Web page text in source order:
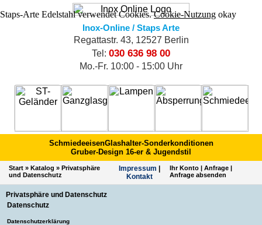
Staps-Arte Edelstahl verwendet Cookies.Cookie-Nutzung okay
Inox-Online / Staps Arte
Regattastr. 43, 12527 Berlin
Tel: 030 636 98 00
Mo.-Fr. 10:00 - 15:00 Uhr
SchmiedeeisenGlashalter-Sonderkonditionen
Gruber-Design 16-er & Jugendstil
Start » Katalog » Privatsphäre
und Datenschutz
Impres­sum
Kontakt
Ihr Konto| Anfrage|
Anfrage absenden
Privatsphäre und Datenschutz
Datenschutz
Datenschutzerklärung